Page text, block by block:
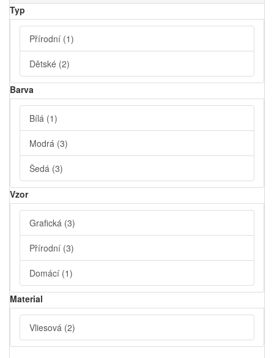
Typ
Přírodní (1)
Dětské (2)
Barva
Bílá (1)
Modrá (3)
Šedá (3)
Vzor
Grafická (3)
Přírodní (3)
Domácí (1)
Material
Vliesová (2)